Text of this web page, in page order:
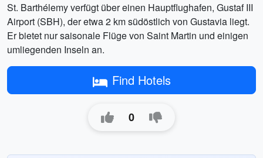
St. Barthélemy verfügt über einen Hauptflughafen, Gustaf III
Airport (SBH), der etwa 2 km südöstlich von Gustavia liegt.
Er bietet nur saisonale Flüge von Saint Martin und einigen
umliegenden Inseln an.
Find Hotels
0